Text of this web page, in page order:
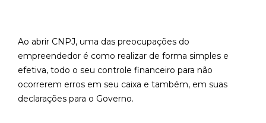
Ao abrir CNPJ, uma das preocupações do
empreendedor é como realizar de forma simples e
efetiva, todo o seu controle financeiro para não
ocorrerem erros em seu caixa e também, em suas
declarações para o Governo.